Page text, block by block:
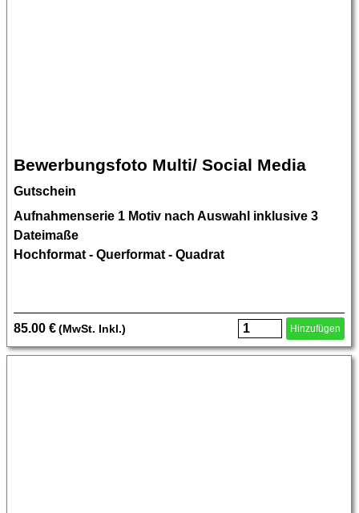
Bewerbungsfoto Multi/ Social Media
Gutschein
Aufnahmenserie 1 Motiv nach Auswahl inklusive 3
Dateimaße
Hochformat - Querformat - Quadrat
85.00 € (MwSt. Inkl.) Hinzufügen